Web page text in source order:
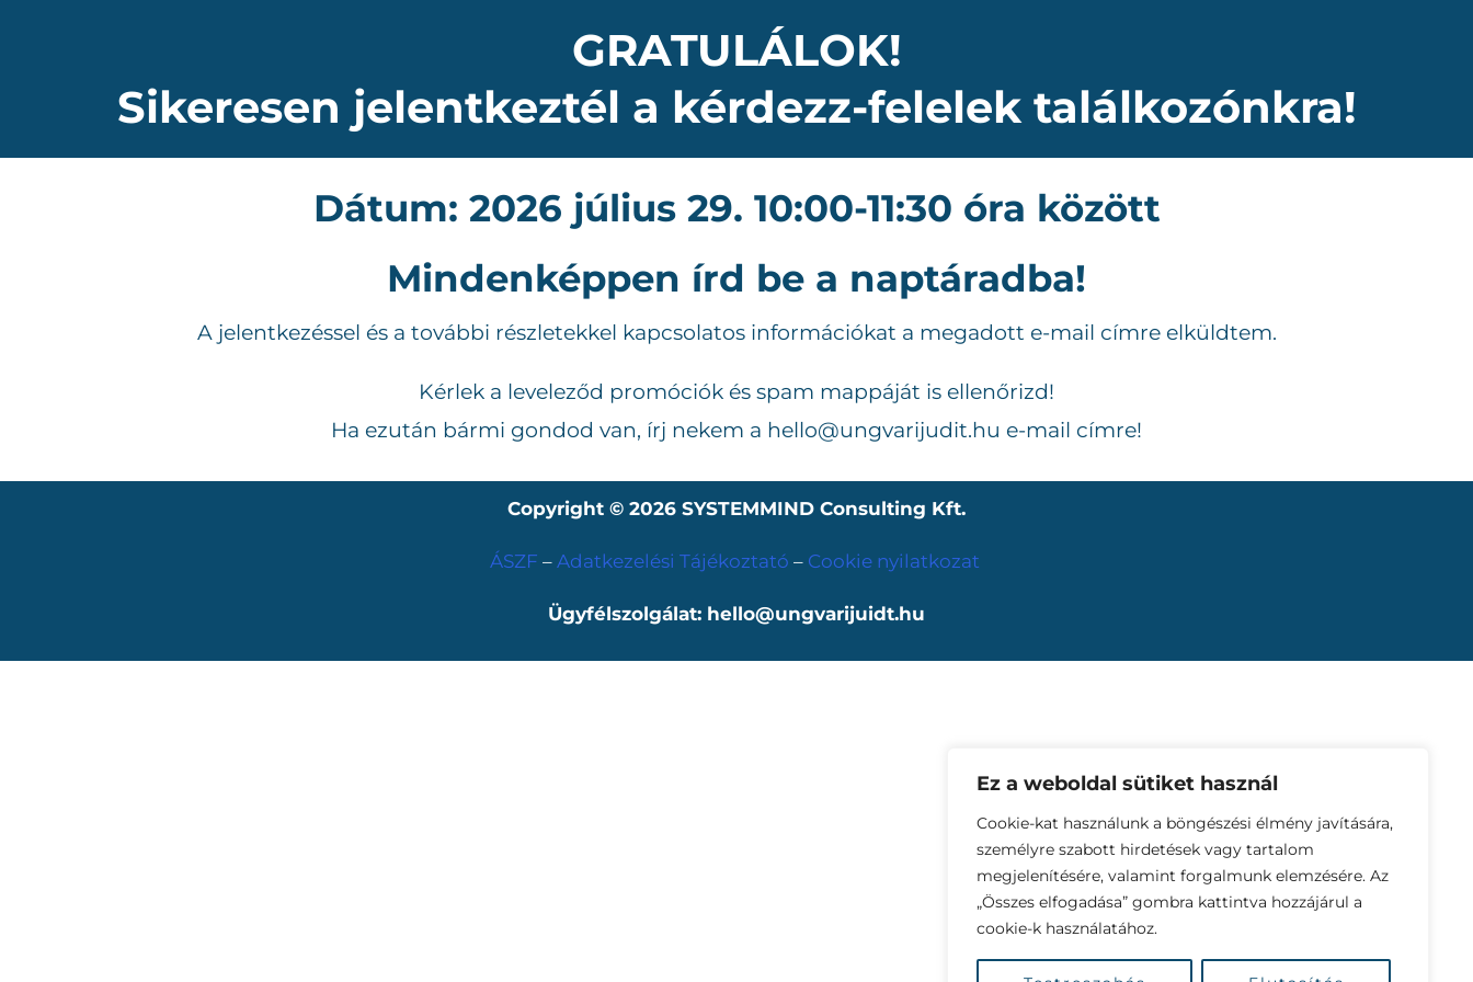
Ez a weboldal sütiket használ
Cookie-kat használunk a böngészési élmény javítására,
személyre szabott hirdetések vagy tartalom
megjelenítésére, valamint forgalmunk elemzésére. Az
„Összes elfogadása” gombra kattintva hozzájárul a
cookie-k használatához.
GRATULÁLOK!
Sikeresen jelentkeztél a kérdezz-felelek találkozónkra!
Dátum: 2026 július 29. 10:00-11:30 óra között
Mindenképpen írd be a naptáradba!
A jelentkezéssel és a további részletekkel kapcsolatos információkat a megadott e-mail címre elküldtem.
Kérlek a leveleződ promóciók és spam mappáját is ellenőrizd!
Ha ezután bármi gondod van, írj nekem a hello@ungvarijudit.hu e-mail címre!
Copyright © 2026 SYSTEMMIND Consulting Kft.
ÁSZF – Adatkezelési Tájékoztató – Cookie nyilatkozat
Ügyfélszolgálat: hello@ungvarijuidt.hu